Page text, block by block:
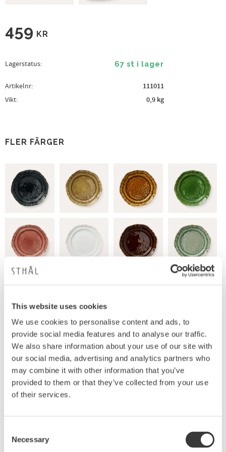
This website uses cookies
We use cookies to personalise content and ads, to
provide social media features and to analyse our traffic.
We also share information about your use of our site with
our social media, advertising and analytics partners who
may combine it with other information that you’ve
provided to them or that they’ve collected from your use
of their services.
Selection
Necessary
459 KR
Lagerstatus 67 st i lager
Artikelnr
111011
Vikt
0,9 kg
FLER FÄRGER
Produktbeskrivning
Här är tallriken i sjögrässgrönt som gör middagen
till en sann höjdpunkt. Färg och form hamnar i
blickfånget. Tallriken med den vågiga kanten och
det vackra mönstret får vara med om många kalas.
Den spelar en central roll i serien Arabesque. Sthåls
har varit en storfavorit sedan den lanserades.